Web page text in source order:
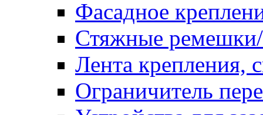
Фасадное
Стяжные
Лента крепления,
Ограничитель